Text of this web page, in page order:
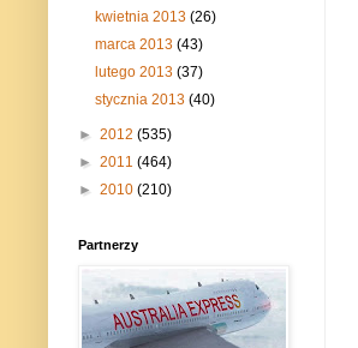
kwietnia 2013(26)
marca 2013(43)
lutego 2013(37)
stycznia 2013(40)
► 2012 (535)
► 2011 (464)
► 2010 (210)
Partnerzy